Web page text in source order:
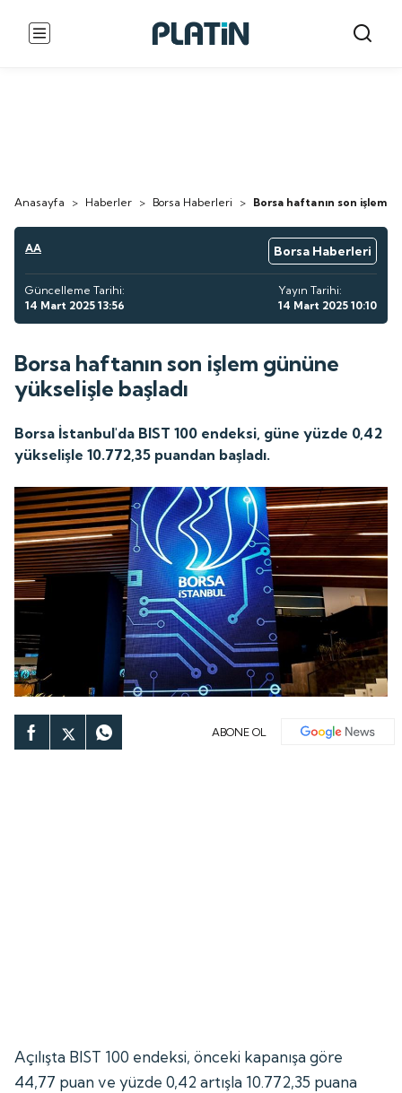
Anasayfa > Haberler > Borsa Haberleri > Borsa haftanın son işlem
AA Borsa Haberleri
Güncelleme Tarihi:
14 Mart 2025 13:56
Yayın Tarihi:
14 Mart 2025 10:10
Borsa haftanın son işlem gününe
yükselişle başladı
Borsa İstanbul'da BIST 100 endeksi, güne yüzde 0,42
yükselişle 10.772,35 puandan başladı.
ABONE OL
Açılışta BIST 100 endeksi, önceki kapanışa göre
44,77 puan ve yüzde 0,42 artışla 10.772,35 puana